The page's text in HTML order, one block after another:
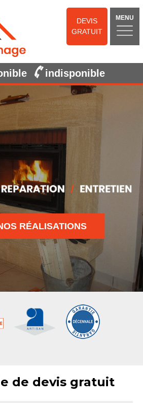
DEVIS
GRATUIT
MENU
indisponible
RÉALISATIONS
de devis gratuit